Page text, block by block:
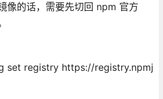
像的话，需要先切回 npm 官方
set registry https://registry.npmj